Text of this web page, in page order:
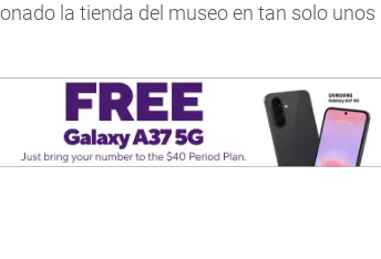
la tienda del museo en tan solo unos